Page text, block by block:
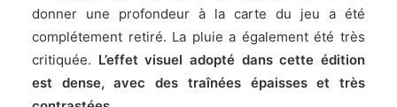
donner une profondeur à la carte du jeu a été
complétement retiré. La pluie a également été très
critiquée. L’effet visuel adopté dans cette édition
est dense, avec des traînées épaisses et très